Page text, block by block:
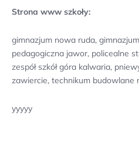
Strona www szkoły:
gimnazjum nowa ruda,
pedagogiczna jawor, policealne
zespół szkół góra kalwaria,
zawiercie, technikum budowlane
yyyyy